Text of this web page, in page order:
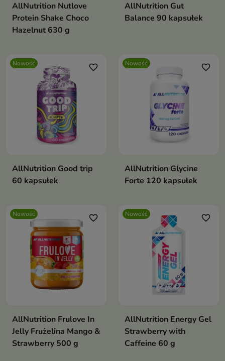
AllNutrition Nutlove
Protein Shake Choco
Hazelnut 630 g
AllNutrition Gut
Balance 90 kapsułek
Nowość favorite_border
AllNutrition Good trip
60 kapsułek
Nowość favorite_border
AllNutrition Glycine
Forte 120 kapsułek
Nowość favorite_border
AllNutrition Frulove In
Jelly Frużelina Mango &
Strawberry 500 g
Nowość favorite_border
AllNutrition Energy Gel
Strawberry with
Caffeine 60 g